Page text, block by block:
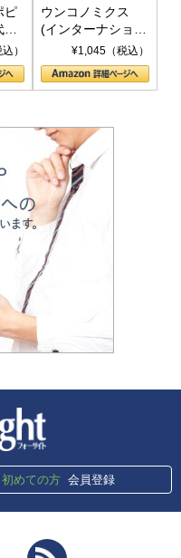
ピ
つ
）
ウンコノミクス
(インターナショナ
ル新書)¥1,045（税込）
初めての方 会員登録
Twitter